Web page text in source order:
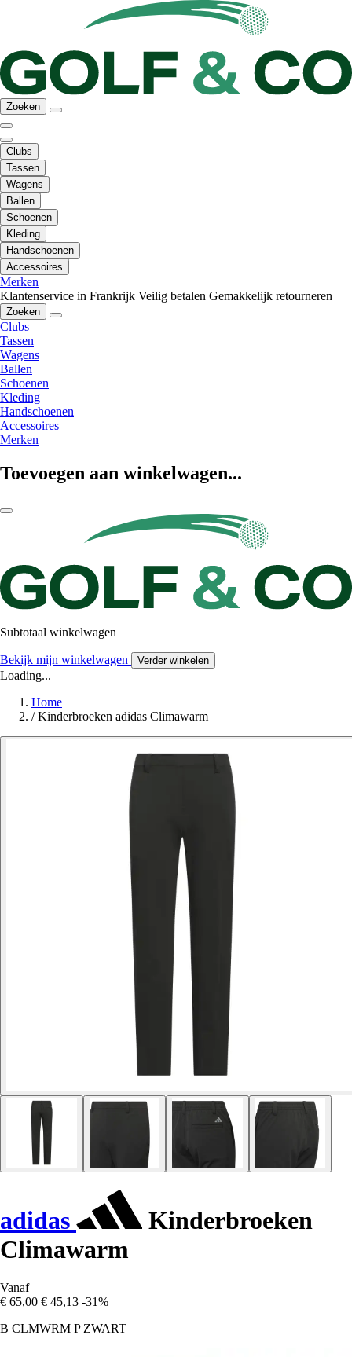
Zoeken
Clubs
Tassen
Wagens
Ballen
Schoenen
Kleding
Handschoenen
Accessoires
Merken
Klantenservice in Frankrijk Veilig betalen Gemakkelijk retourneren
Zoeken
Clubs
Tassen
Wagens
Ballen
Schoenen
Kleding
Handschoenen
Accessoires
Merken
Toevoegen aan winkelwagen...
Subtotaal winkelwagen
Bekijk mijn winkelwagen Verder winkelen
Loading...
Home
/ Kinderbroeken adidas Climawarm
adidas
Kinderbroeken
Climawarm
Vanaf
€ 65,00 € 45,13 -31%
B CLMWRM P ZWART